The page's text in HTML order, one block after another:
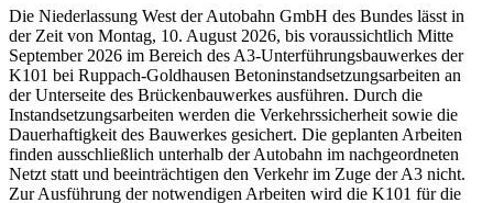
Die Niederlassung West der Autobahn GmbH des Bundes lässt in
der Zeit von Montag, 10. August 2026, bis voraussichtlich Mitte
September 2026 im Bereich des A3-Unterführungsbauwerkes der
K101 bei Ruppach-Goldhausen Betoninstandsetzungsarbeiten an
der Unterseite des Brückenbauwerkes ausführen. Durch die
Instandsetzungsarbeiten werden die Verkehrssicherheit sowie die
Dauerhaftigkeit des Bauwerkes gesichert. Die geplanten Arbeiten
finden ausschließlich unterhalb der Autobahn im nachgeordneten
Netzt statt und beeinträchtigen den Verkehr im Zuge der A3 nicht.
Zur Ausführung der notwendigen Arbeiten wird die K101 für die